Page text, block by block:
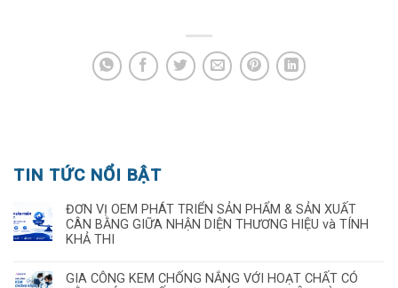
TIN TỨC NỔI BẬT
ĐƠN VỊ OEM PHÁT TRIỂN SẢN PHẨM & SẢN XUẤT
CÂN BẰNG GIỮA NHẬN DIỆN THƯƠNG HIỆU và TÍNH
KHẢ THI
GIA CÔNG KEM CHỐNG NẮNG VỚI HOẠT CHẤT CÓ